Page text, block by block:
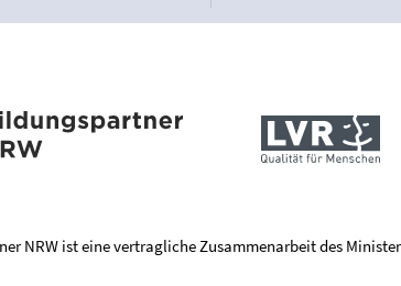
NRW ist eine vertragliche Zusammenarbeit des